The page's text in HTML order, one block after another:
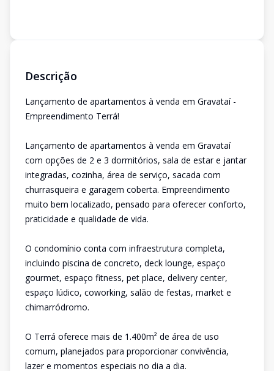
Descrição
Lançamento de apartamentos à venda em Gravataí -
Empreendimento Terrá!
Lançamento de apartamentos à venda em Gravataí
com opções de 2 e 3 dormitórios, sala de estar e jantar
integradas, cozinha, área de serviço, sacada com
churrasqueira e garagem coberta. Empreendimento
muito bem localizado, pensado para oferecer conforto,
praticidade e qualidade de vida.
O condomínio conta com infraestrutura completa,
incluindo piscina de concreto, deck lounge, espaço
gourmet, espaço fitness, pet place, delivery center,
espaço lúdico, coworking, salão de festas, market e
chimarródromo.
O Terrá oferece mais de 1.400m² de área de uso
comum, planejados para proporcionar convivência,
lazer e momentos especiais no dia a dia.